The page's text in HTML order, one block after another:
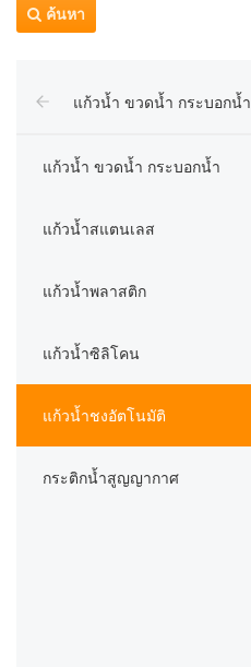
ค้นหา
แก้วน้ำ ขวดน้ำ กระบอกน้ำ
แก้วน้ำ ขวดน้ำ กระบอกน้ำ
แก้วน้ำสแตนเลส
แก้วน้ำพลาสติก
แก้วน้ำซิลิโคน
แก้วน้ำชงอัตโนมัติ
กระติกน้ำสูญญากาศ